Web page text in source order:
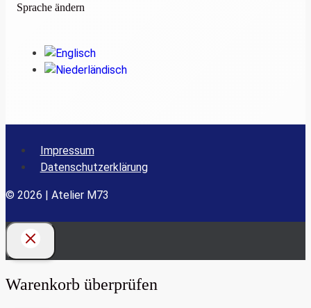
Sprache ändern
Impressum
Datenschutzerklärung
© 2026 | Atelier M73
Warenkorb überprüfen